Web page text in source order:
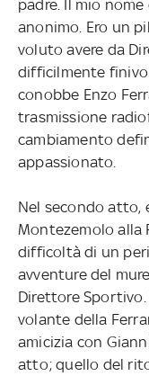
padre. Il mio
anonimo. Ero un
voluto avere da
difficilmente finivo
conobbe Enzo
trasmissione
cambiamento
appassionato.
Nel secondo atto,
Montezemolo alla
difficoltà di un
avventure del
Direttore
volante della
amicizia con
atto; quello del